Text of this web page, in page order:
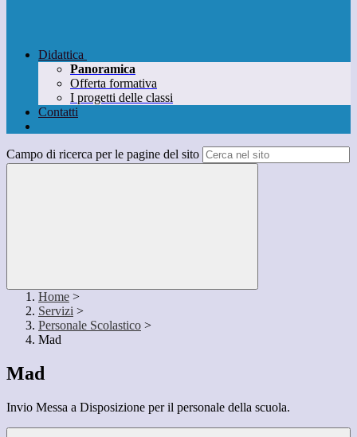
Didattica
Panoramica
Offerta formativa
I progetti delle classi
Contatti
Campo di ricerca per le pagine del sito
Home >
Servizi >
Personale Scolastico >
Mad
Mad
Invio Messa a Disposizione per il personale della scuola.